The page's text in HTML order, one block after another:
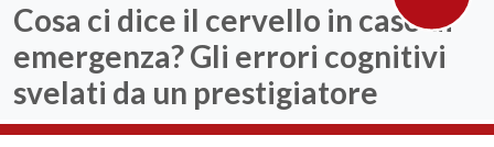
Cosa ci dice il cervello in caso di
emergenza? Gli errori cognitivi
svelati da un prestigiatore